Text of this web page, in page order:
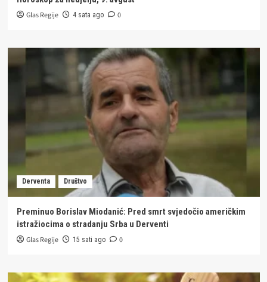
Glas Regije 4 sata ago 0
Derventa Društvo
Preminuo Borislav Miodanić: Pred smrt svjedočio američkim
istražiocima o stradanju Srba u Derventi
Glas Regije 15 sati ago 0